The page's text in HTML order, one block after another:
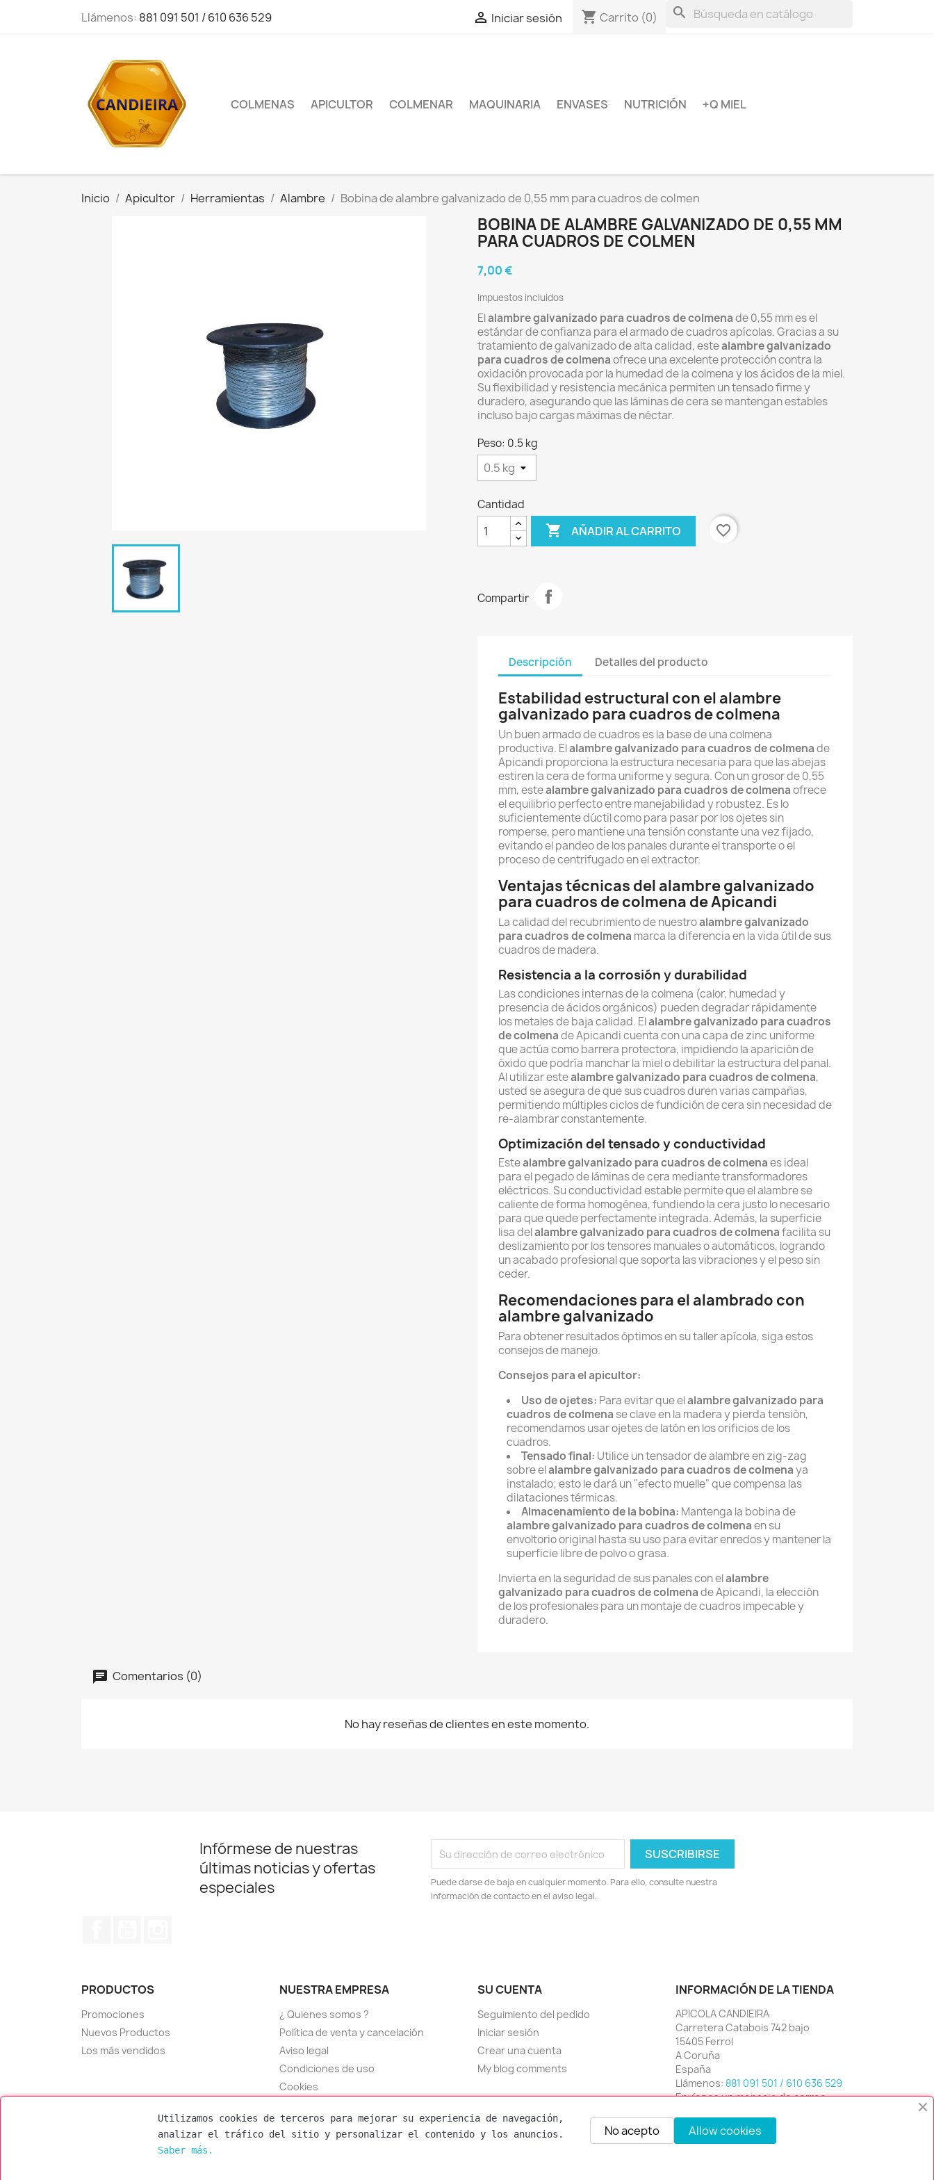
Llámenos: 881 091 501 / 610 636 529  Iniciar sesión shopping_cart Carrito (0) search
COLMENAS APICULTOR COLMENAR MAQUINARIA ENVASES NUTRICIÓN +Q MIEL
Inicio Apicultor Herramientas Alambre Bobina de alambre galvanizado de 0,55 mm para cuadros de colmen
BOBINA DE ALAMBRE GALVANIZADO DE 0,55 MM
PARA CUADROS DE COLMEN
7,00 €
Impuestos incluidos
Elalambre galvanizado para cuadros de colmenade 0,55 mm es el
estándar de confianza para el armado de cuadros apícolas. Gracias a su
tratamiento de galvanizado de alta calidad, estealambre galvanizado
para cuadros de colmenaofrece una excelente protección contra la
oxidación provocada por la humedad de la colmena y los ácidos de la miel.
Su flexibilidad y resistencia mecánica permiten un tensado firme y
duradero, asegurando que las láminas de cera se mantengan estables
incluso bajo cargas máximas de néctar.
Peso: 0.5 kg
Cantidad
 AÑADIR AL CARRITO favorite_border
Compartir
Descripción Detalles del producto
Estabilidad estructural con el alambre
galvanizado para cuadros de colmena
Un buen armado de cuadros es la base de una colmena
productiva. Elalambre galvanizado para cuadros de colmenade
Apicandi proporciona la estructura necesaria para que las abejas
estiren la cera de forma uniforme y segura. Con un grosor de 0,55
mm, estealambre galvanizado para cuadros de colmenaofrece
el equilibrio perfecto entre manejabilidad y robustez. Es lo
suficientemente dúctil como para pasar por los ojetes sin
romperse, pero mantiene una tensión constante una vez fijado,
evitando el pandeo de los panales durante el transporte o el
proceso de centrifugado en el extractor.
Ventajas técnicas del alambre galvanizado
para cuadros de colmena de Apicandi
La calidad del recubrimiento de nuestroalambre galvanizado
para cuadros de colmena marca la diferencia en la vida útil de sus
cuadros de madera.
Resistencia a la corrosión y durabilidad
Las condiciones internas de la colmena (calor, humedad y
presencia de ácidos orgánicos) pueden degradar rápidamente
los metales de baja calidad. Elalambre galvanizado para cuadros
de colmenade Apicandi cuenta con una capa de zinc uniforme
que actúa como barrera protectora, impidiendo la aparición de
óxido que podría manchar la miel o debilitar la estructura del panal.
Al utilizar estealambre galvanizado para cuadros de colmena,
usted se asegura de que sus cuadros duren varias campañas,
permitiendo múltiples ciclos de fundición de cera sin necesidad de
re-alambrar constantemente.
Optimización del tensado y conductividad
Estealambre galvanizado para cuadros de colmenaes ideal
para el pegado de láminas de cera mediante transformadores
eléctricos. Su conductividad estable permite que el alambre se
caliente de forma homogénea, fundiendo la cera justo lo necesario
para que quede perfectamente integrada. Además, la superficie
lisa delalambre galvanizado para cuadros de colmenafacilita su
deslizamiento por los tensores manuales o automáticos, logrando
un acabado profesional que soporta las vibraciones y el peso sin
ceder.
Recomendaciones para el alambrado con
alambre galvanizado
Para obtener resultados óptimos en su taller apícola, siga estos
consejos de manejo.
Consejos para el apicultor:
Uso de ojetes: Para evitar que elalambre galvanizado para
cuadros de colmena se clave en la madera y pierda tensión,
recomendamos usar ojetes de latón en los orificios de los
cuadros.
Tensado final: Utilice un tensador de alambre en zig-zag
sobre elalambre galvanizado para cuadros de colmenaya
instalado; esto le dará un "efecto muelle" que compensa las
dilataciones térmicas.
Almacenamiento de la bobina: Mantenga la bobina de
alambre galvanizado para cuadros de colmenaen su
envoltorio original hasta su uso para evitar enredos y mantener la
superficie libre de polvo o grasa.
Invierta en la seguridad de sus panales con elalambre
galvanizado para cuadros de colmenade Apicandi, la elección
de los profesionales para un montaje de cuadros impecable y
duradero.
Comentarios (0)
No hay reseñas de clientes en este momento.
Infórmese de nuestras
últimas noticias y ofertas
especiales
Puede darse de baja en cualquier momento. Para ello, consulte nuestra
información de contacto en el aviso legal.
PRODUCTOS
Promociones
Nuevos Productos
Los más vendidos
NUESTRA EMPRESA
¿ Quienes somos ?
Política de venta y cancelación
Aviso legal
Condiciones de uso
Cookies
Mapa del sitio
Tiendas
SU CUENTA
Seguimiento del pedido
Iniciar sesión
Crear una cuenta
My blog comments
INFORMACIÓN DE LA TIENDA
APICOLA CANDIEIRA
Carretera Catabois 742 bajo
15405 Ferrol
A Coruña
España
Llámenos: 881 091 501 / 610 636 529
Envíenos un mensaje de correo
Utilizamos cookies de terceros para mejorar su experiencia de navegación,
analizar el tráfico del sitio y personalizar el contenido y los anuncios.
Saber más.
Allow cookies
No acepto